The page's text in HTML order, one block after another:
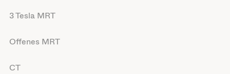
3 Tesla MRT
Offenes MRT
CT